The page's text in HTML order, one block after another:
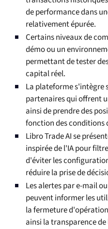
de performance dans
relativement épurée.
Certains niveaux de
démo ou un
permettant de tester
capital réel.
La plateforme s'intègre
partenaires qui offrent
ainsi de prendre des
fonction des conditions
Libro Trade AI se
inspirée de l'IA pour
d'éviter les
réduire la prise de
Les alertes par e-mail
peuvent informer les
la fermeture
ainsi la transparence